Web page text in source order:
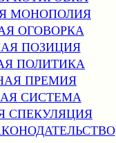
МОНОПОЛИЯ
ОГОВОРКА
ПОЗИЦИЯ
ПОЛИТИКА
ПРЕМИЯ
СИСТЕМА
СПЕКУЛЯЦИЯ